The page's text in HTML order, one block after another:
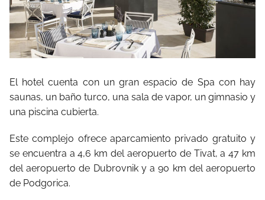
El hotel cuenta con un gran espacio de Spa con hay
saunas, un baño turco, una sala de vapor, un gimnasio y
una piscina cubierta.
Este complejo ofrece aparcamiento privado gratuito y
se encuentra a 4,6 km del aeropuerto de Tivat, a 47 km
del aeropuerto de Dubrovnik y a 90 km del aeropuerto
de Podgorica.